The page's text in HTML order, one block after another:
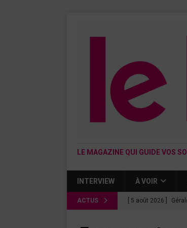
LE MAGAZINE QUI GUIDE VOS
INTERVIEW À VOIR
ACTUS [ 5 août 2026 ]